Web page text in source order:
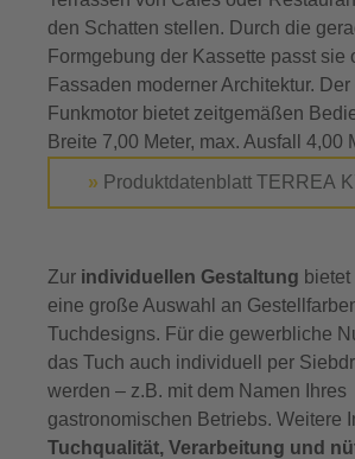
den Schatten stellen. Durch die
Formgebung der Kassette passt sie
Fassaden moderner Architektur.
Funkmotor bietet zeitgemäßen
Breite 7,00 Meter, max. Ausfall 4,00
» Produktdatenblatt TERREA
Zur individuellen Gestaltung
eine große Auswahl an
Tuchdesigns. Für die gewerbliche
das Tuch auch individuell per
werden – z.B. mit dem Namen Ihres
gastronomischen Betriebs. Weitere
Tuchqualität, Verarbeitung und